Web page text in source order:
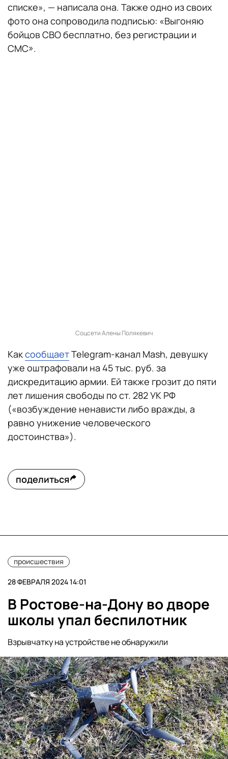
списке», — написала она. Также одно из своих
фото она сопроводила подписью: «Выгоняю
бойцов СВО бесплатно, без регистрации и
СМС».
Соцсети Алены Полякевич
КаксообщаетTelegram-канал Mash, девушку
уже оштрафовали на 45 тыс. руб. за
дискредитацию армии. Ей также грозит до пяти
лет лишения свободы по ст. 282 УК РФ
(«возбуждение ненависти либо вражды, а
равно унижение человеческого
достоинства»).
поделиться
происшествия
28 ФЕВРАЛЯ 2024 14:01
В Ростове-на-Дону во дворе
школы упал беспилотник
Взрывчатку на устройстве не обнаружили